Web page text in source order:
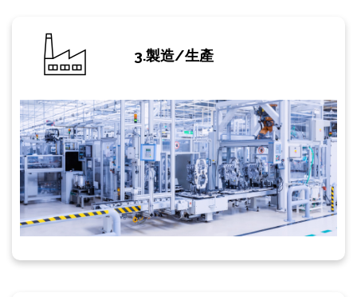
3.製造/生產